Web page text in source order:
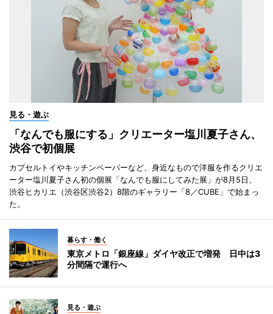
見る・遊ぶ
「なんでも服にする」クリエーター塩川夏子さん、
渋谷で初個展
カプセルトイやキッチンペーパーなど、身近なもので洋服を作るクリエ
ーター塩川夏子さん初の個展「なんでも服にしてみた展」が8月5日、
渋谷ヒカリエ（渋谷区渋谷2）8階のギャラリー「8／CUBE」で始まっ
た。
暮らす・働く
東京メトロ「銀座線」ダイヤ改正で増発 日中は3
分間隔で運行へ
見る・遊ぶ